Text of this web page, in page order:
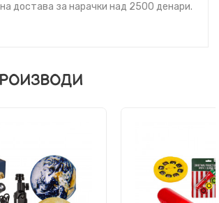
достава за нарачки над 2500 денари.